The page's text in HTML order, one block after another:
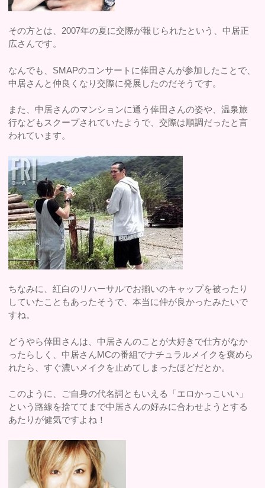
その方とは、2007年の夏に交際が報じられたという、中居正
広さんです。
なんでも、SMAPのコンサートに倖田さんが参加したことで、
中居さんと仲良くなり交際に発展したのだそうです。
また、中居さんのマンションに通う倖田さんの姿や、温泉旅
行などもスクープされていたようで、交際は順調だったと言
われています。
ちなみに、紅白のリハーサルでお揃いのキャップを被ったり
していたこともあったそうで、本当に仲が良かったみたいで
すね。
どうやら倖田さんは、中居さんのことが大好きで仕方がなか
ったらしく、中居さんMCの番組でナチュラルメイクを褒めら
れたら、すぐ濃いメイクを止めてしまったほどだとか。
このように、ご自身の代名詞ともいえる「エロかっこいい」
という路線を捨ててまで中居さんの好みに合わせようとする
あたりが健気ですよね！